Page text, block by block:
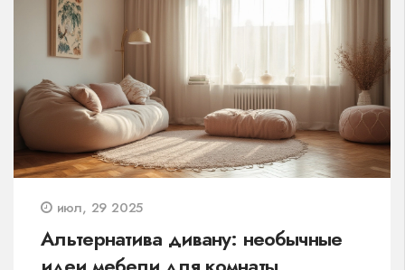
июл, 29 2025
Альтернатива дивану: необычные